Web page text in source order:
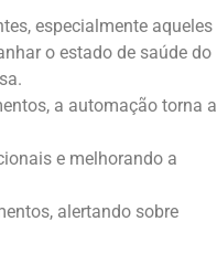
especialmente aqueles
o estado de saúde do
a automação torna a
e melhorando a
alertando sobre